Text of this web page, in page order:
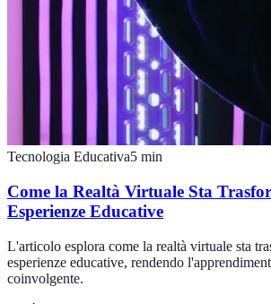
Tecnologia Educativa5 min
Come la Realtà Virtuale Sta
Esperienze Educative
L'articolo esplora come la realtà virtuale sta
esperienze educative, rendendo
coinvolgente.